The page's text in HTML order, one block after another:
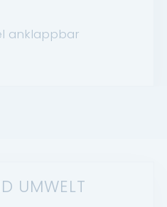
anklappbar
UMWELT